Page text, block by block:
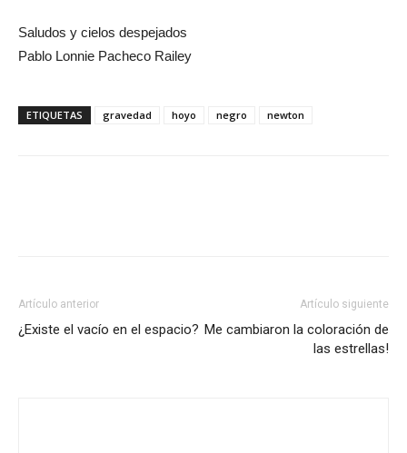
Saludos y cielos despejados
Pablo Lonnie Pacheco Railey
ETIQUETAS gravedad hoyo negro newton
Artículo anterior
¿Existe el vacío en el espacio?
Artículo siguiente
Me cambiaron la coloración de
las estrellas!